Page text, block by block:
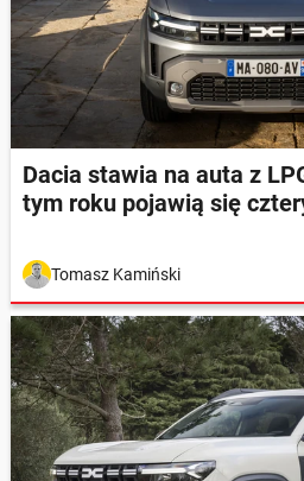
Dacia stawia na auta z
tym roku pojawią się
Tomasz Kamiński